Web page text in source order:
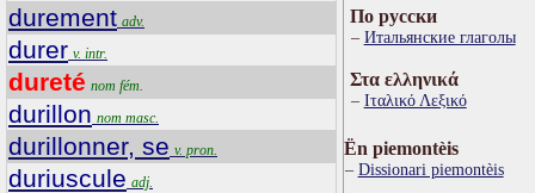
durement adv.
durer v. intr.
dureté nom fém.
durillon nom masc.
durillonner, se v. pron.
duriuscule adj.
По русски
Итальянские глаголы
Στα ελληνικά
Ιταλικό Λεξικό
Ën piemontèis
Dissionari piemontèis